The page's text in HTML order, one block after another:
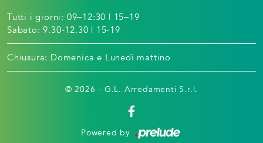
Tutti i giorni: 09–12:30 | 15–19
Sabato: 9.30-12.30 | 15-19
Chiusura: Domenica e Lunedì mattino
© 2026 - G.L. Arredamenti S.r.l.
Powered by